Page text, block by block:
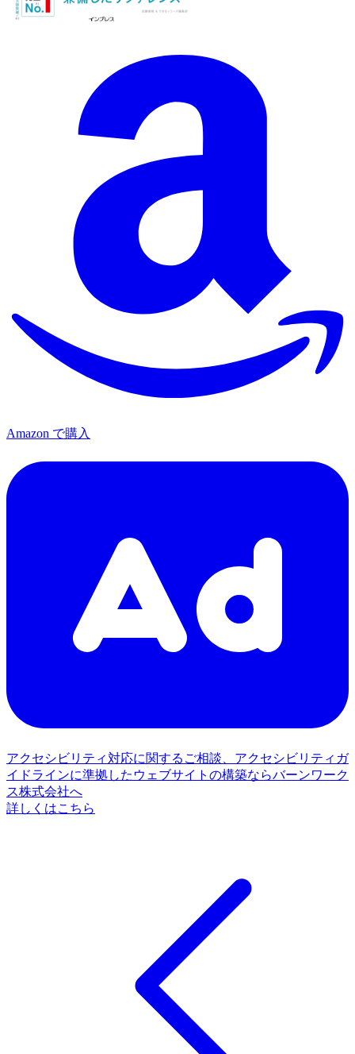
Amazon で購入
アクセシビリティ対応に関するご相談、アクセシビリティガ
イドラインに準拠したウェブサイトの構築ならバーンワーク
ス株式会社へ
詳しくはこちら